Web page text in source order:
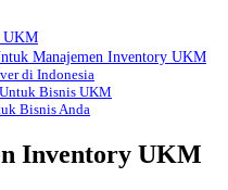
UKM
Manajemen Inventory UKM
di Indonesia
Bisnis UKM
Bisnis Anda
Inventory UKM